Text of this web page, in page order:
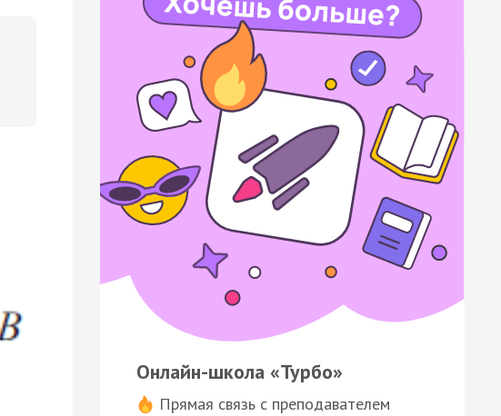
Онлайн-школа «Турбо»
Прямая связь с преподавателем